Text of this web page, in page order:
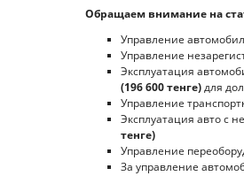
Обращаем внимание на
Управление
Управление
Эксплуатация
(196 600 тенге)для
Управление
Эксплуатация авто с
тенге)
Управление
За управление